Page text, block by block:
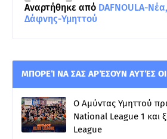
Αναρτήθηκε από DAFNOULA-
Δάφνης-Υμηττού
ΜΠΟΡΕΊ ΝΑ ΣΑΣ ΑΡΈΣΟΥΝ ΑΥΤΈΣ
Ο Αμύντας Υμηττού
National League 1 και
League